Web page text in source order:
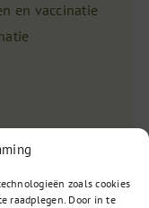
zoals cookies
raadplegen. Door in te
en vaccinatie